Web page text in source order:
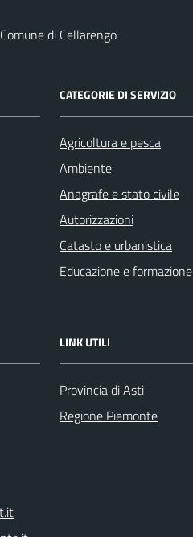
Comune di Cellarengo
CATEGORIE DI SERVIZIO
Agricoltura e pesca
Ambiente
Anagrafe e stato civile
Autorizzazioni
Catasto e urbanistica
Educazione e formazione
LINK UTILI
Provincia di Asti
Regione Piemonte